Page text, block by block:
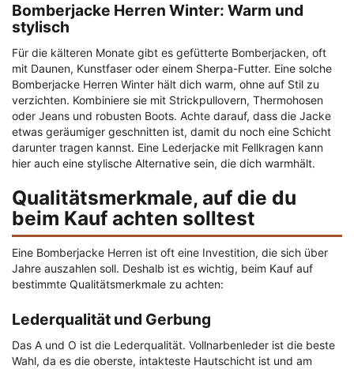
Bomberjacke Herren Winter: Warm und
stylisch
Für die kälteren Monate gibt es gefütterte Bomberjacken, oft
mit Daunen, Kunstfaser oder einem Sherpa-Futter. Eine solche
Bomberjacke Herren Winter hält dich warm, ohne auf Stil zu
verzichten. Kombiniere sie mit Strickpullovern, Thermohosen
oder Jeans und robusten Boots. Achte darauf, dass die Jacke
etwas geräumiger geschnitten ist, damit du noch eine Schicht
darunter tragen kannst. Eine Lederjacke mit Fellkragen kann
hier auch eine stylische Alternative sein, die dich warmhält.
Qualitätsmerkmale, auf die du
beim Kauf achten solltest
Eine Bomberjacke Herren ist oft eine Investition, die sich über
Jahre auszahlen soll. Deshalb ist es wichtig, beim Kauf auf
bestimmte Qualitätsmerkmale zu achten:
Lederqualität und Gerbung
Das A und O ist die Lederqualität. Vollnarbenleder ist die beste
Wahl, da es die oberste, intakteste Hautschicht ist und am